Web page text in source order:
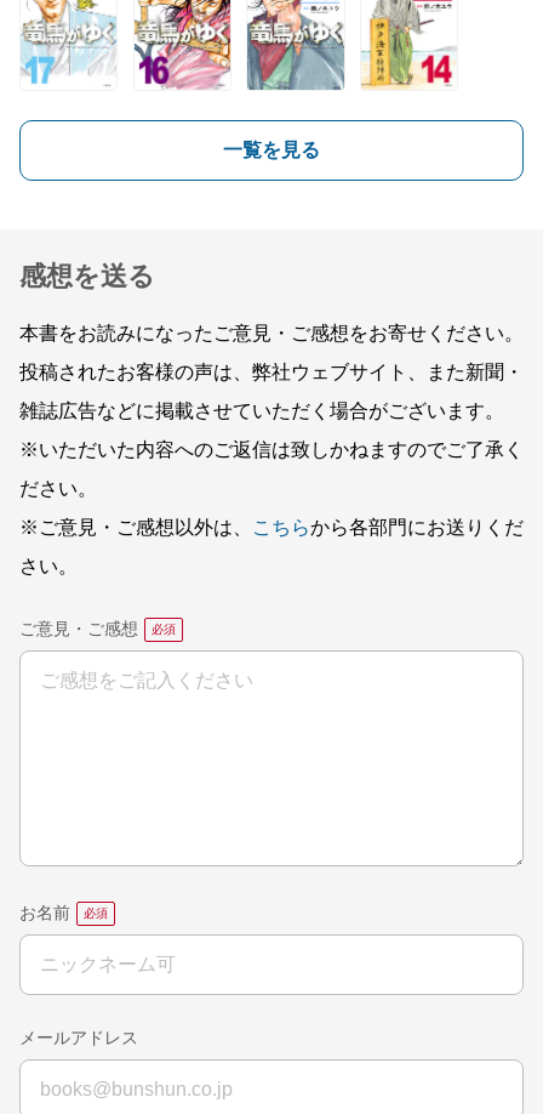
一覧を見る
感想を送る
本書をお読みになったご意見・ご感想をお寄せください。
投稿されたお客様の声は、弊社ウェブサイト、また新聞・
雑誌広告などに掲載させていただく場合がございます。
※いただいた内容へのご返信は致しかねますのでご了承く
ださい。
※ご意見・ご感想以外は、
こちらから各部門にお送りくだ
さい。
ご意見・ご感想
お名前
メールアドレス